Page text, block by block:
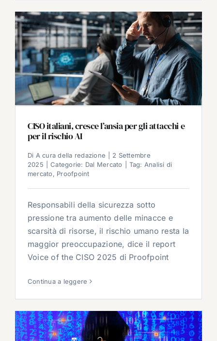
CISO italiani, cresce l’ansia per gli attacchi e
per il rischio AI
Di A cura della redazione
2 Settembre
2025
Categorie: Dal Mercato Tag: Analisi di
mercato, Proofpoint
Responsabili della sicurezza sotto
pressione tra aumento delle minacce e
scarsità di risorse, il rischio umano resta la
maggior preoccupazione, dice il report
Voice of the CISO 2025 di Proofpoint
Continua a leggere